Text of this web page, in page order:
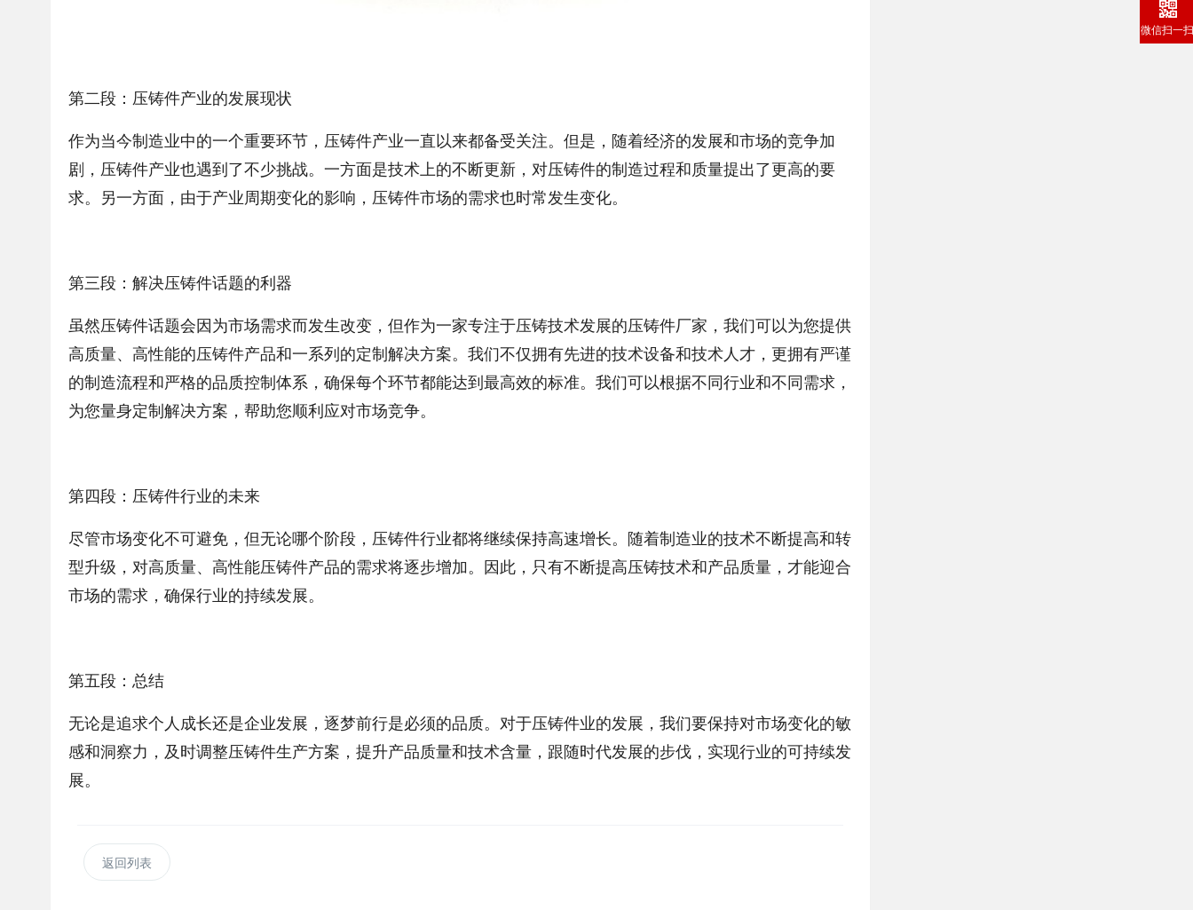
第二段：压铸件产业的发展现状
作为当今制造业中的一个重要环节，压铸件产业一直以来都备受关注。但是，随着经济的发展和市场的竞争加
剧，压铸件产业也遇到了不少挑战。一方面是技术上的不断更新，对压铸件的制造过程和质量提出了更高的要
求。另一方面，由于产业周期变化的影响，压铸件市场的需求也时常发生变化。
第三段：解决压铸件话题的利器
虽然压铸件话题会因为市场需求而发生改变，但作为一家专注于压铸技术发展的压铸件厂家，我们可以为您提供
高质量、高性能的压铸件产品和一系列的定制解决方案。我们不仅拥有先进的技术设备和技术人才，更拥有严谨
的制造流程和严格的品质控制体系，确保每个环节都能达到最高效的标准。我们可以根据不同行业和不同需求，
为您量身定制解决方案，帮助您顺利应对市场竞争。
第四段：压铸件行业的未来
尽管市场变化不可避免，但无论哪个阶段，压铸件行业都将继续保持高速增长。随着制造业的技术不断提高和转
型升级，对高质量、高性能压铸件产品的需求将逐步增加。因此，只有不断提高压铸技术和产品质量，才能迎合
市场的需求，确保行业的持续发展。
第五段：总结
无论是追求个人成长还是企业发展，逐梦前行是必须的品质。对于压铸件业的发展，我们要保持对市场变化的敏
感和洞察力，及时调整压铸件生产方案，提升产品质量和技术含量，跟随时代发展的步伐，实现行业的可持续发
展。
返回列表
微信扫一扫